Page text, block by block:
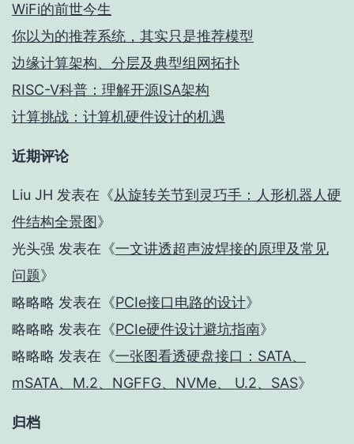
WiFi的前世今生
你以为的推荐系统，其实只是推荐模型
边缘计算架构、分层及典型组网拓扑
RISC-V科普：理解开源ISA架构
计算挑战：计算机硬件设计的机遇
近期评论
Liu JH 发表在《从旋转关节到灵巧手：人形机器人硬
件结构全景图》
光头强 发表在《一文讲透超声波焊接的原理及常见
问题》
略略略 发表在《PCIe接口电路的设计》
略略略 发表在《PCIe硬件设计避坑指南》
略略略 发表在《一张图看透硬盘接口：SATA、
mSATA、M.2、NGFFG、NVMe、 U.2、SAS》
归档